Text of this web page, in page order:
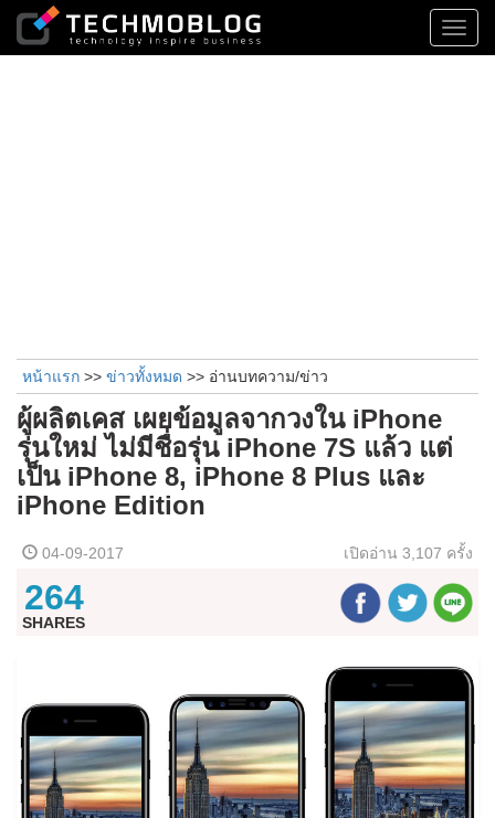
หน้าแรก >> ข่าวทั้งหมด >> อ่านบทความ/ข่าว
ผู้ผลิตเคส เผยข้อมูลจากวงใน iPhone
รุ่นใหม่ ไม่มีชื่อรุ่น iPhone 7S แล้ว แต่
เป็น iPhone 8, iPhone 8 Plus และ
iPhone Edition
04-09-2017 เปิดอ่าน 3,107 ครั้ง
264
SHARES